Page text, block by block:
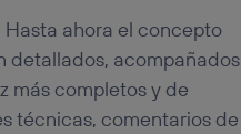
Hasta ahora el concepto
detallados, acompañados
más completos y de
técnicas, comentarios de